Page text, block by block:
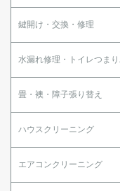
鍵開け・交換・修理
水漏れ修理・トイレつま
畳・襖・障子張り替え
ハウスクリーニング
エアコンクリーニング